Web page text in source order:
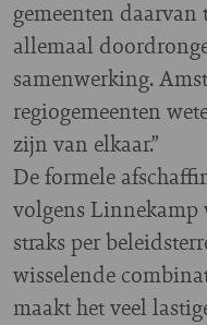
gemeenten
allemaal
samenwerking.
regiogemeenten
zijn van elkaar.”
De formele
volgens Linnekamp
straks per
wisselende
maakt het veel